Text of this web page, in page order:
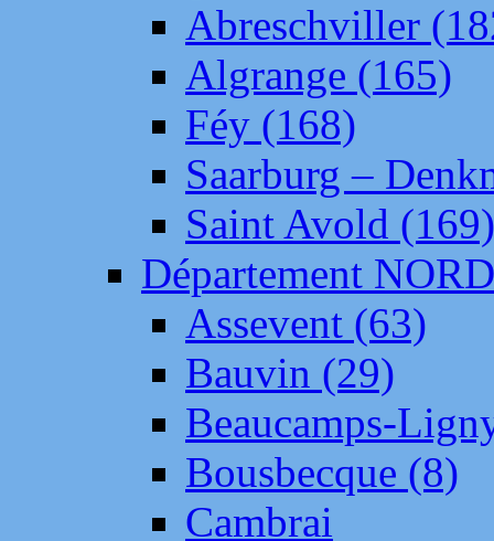
Abreschviller
Algrange (165)
Féy (168)
Saarburg –
Saint Avold (169)
Département NORD
Assevent (63)
Bauvin (29)
Beaucamps-
Bousbecque (8)
Cambrai